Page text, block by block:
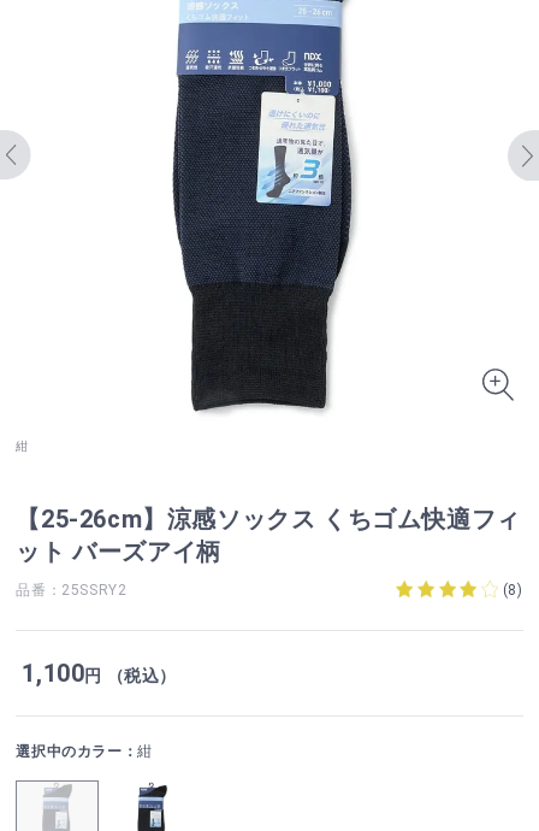
紺
【25-26cm】涼感ソックス くちゴム快適フィ
ット バーズアイ柄
品番：25SSRY2 (8)
1,100円 （税込）
選択中のカラー：紺